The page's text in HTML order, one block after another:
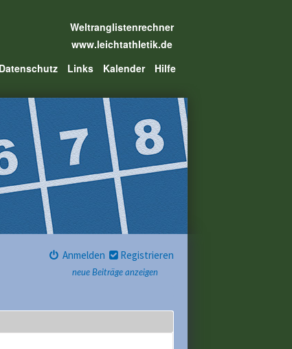
Weltranglistenrechner
www.leichtathletik.de
Datenschutz Links Kalender Hilfe
neue Beiträge anzeigen
Anmelden Registrieren